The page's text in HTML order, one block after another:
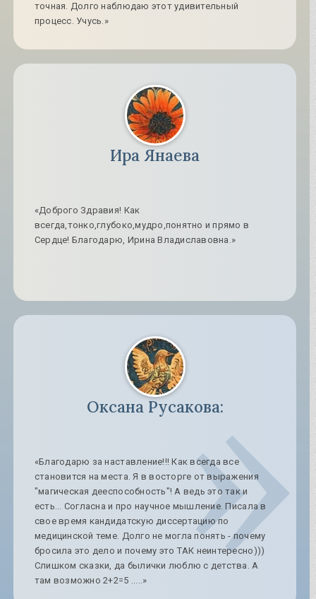
точная. Долго наблюдаю этот удивительный
процесс. Учусь.»
Ира Янаева
«Доброго Здравия! Как
всегда,тонко,глубоко,мудро,понятно и прямо в
Сердце! Благодарю, Ирина Владиславовна.»
Оксана Русакова:
«Благодарю за наставление!!! Как всегда все
становится на места. Я в восторге от выражения
"магическая дееспособность"! А ведь это так и
есть... Согласна и про научное мышление. Писала в
свое время кандидатскую диссертацию по
медицинской теме. Долго не могла понять - почему
бросила это дело и почему это ТАК неинтересно)))
Слишком сказки, да былички люблю с детства. А
там возможно 2+2=5 .....»